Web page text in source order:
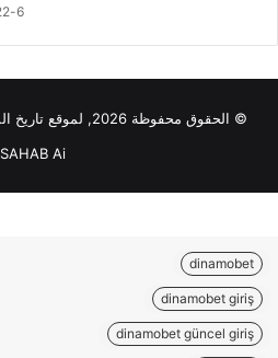
6-2022م
© الحقوق محفوظة 2026, لموقع تاريخ المسلمين | تم الإنشاء بواسطة
SAHAB Ai
dinamobet
dinamobet giriş
dinamobet güncel giriş